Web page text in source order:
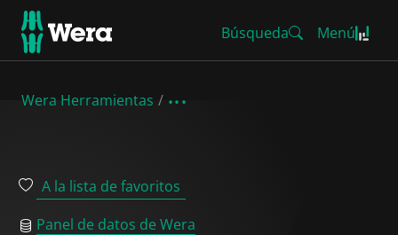
Búsqueda Menú
Wera Herramientas
A la lista de favoritos
Panel de datos de Wera